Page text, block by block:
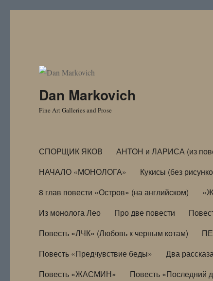
Dan Markovich
Fine Art Galleries and Prose
СПОРЩИК ЯКОВ АНТОН и ЛАРИСА (из
НАЧАЛО «МОНОЛОГА»
Кукисы (без
8 глав повести «Остров» (на английском)
Из монолога Лео
Про две повести
Повесть «ЛЧК» (Любовь к черным котам)
Повесть «Предчувствие беды»
Два
Повесть «ЖАСМИН»
Повесть «Последний